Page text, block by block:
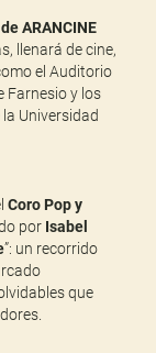
ARANCINE
llenará de cine,
el Auditorio
Farnesio y los
Universidad
Coro Pop y
por Isabel
”: un recorrido
que